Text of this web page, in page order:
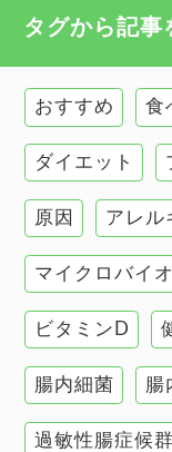
慢性疲労
甲状腺
肌
肝臓の健康
腸の健康
自己免疫疾患
高血圧
タグから記事
おすすめ 食
ダイエット
原因 アレル
マイクロバイ
ビタミンD
腸内細菌 腸
過敏性腸症候群